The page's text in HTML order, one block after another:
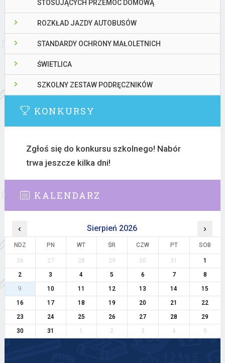
STOSUJĄCYCH PRZEMOC DOMOWĄ
ROZKŁAD JAZDY AUTOBUSÓW
STANDARDY OCHRONY MAŁOLETNICH
ŚWIETLICA
SZKOLNY ZESTAW PODRĘCZNIKÓW
KONKURSY
Zgłoś się do konkursu szkolnego! Nabór
trwa jeszcze kilka dni!
KALENDARZ
‹ Sierpień 2026 ›
NDZ PN WT ŚR CZW PT SOB
26 27 28 29 30 31
1
2
3 4 5 6 7
8
9
10 11 12 13 14
15
16
17 18 19 20 21
22
23
24 25 26 27 28
29
30
31 1 2 3 4 5